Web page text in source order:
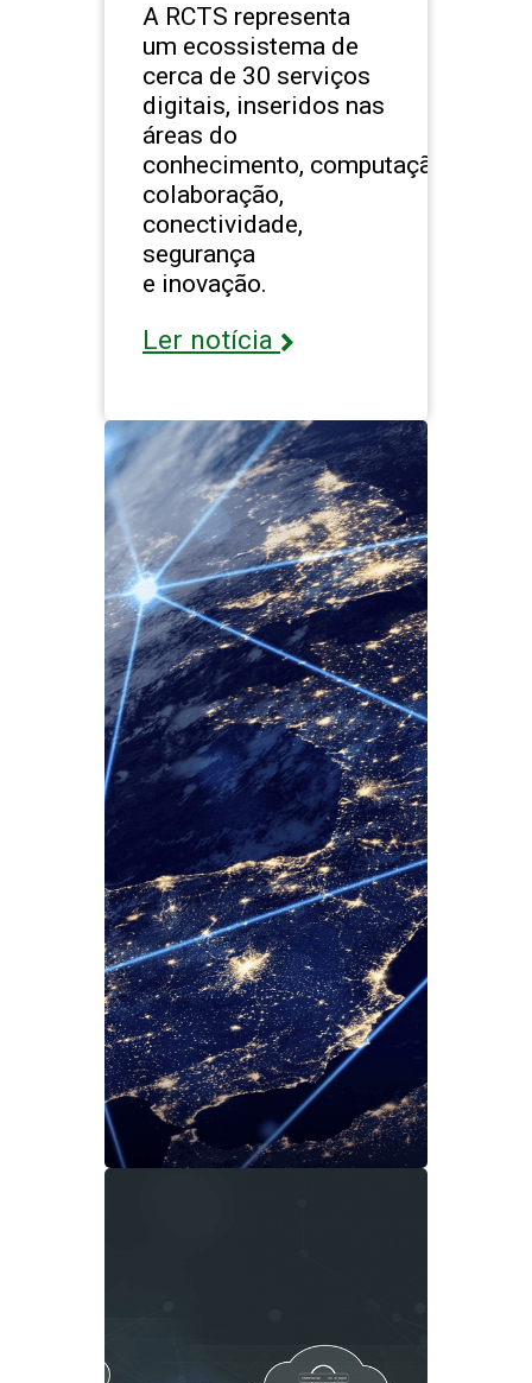
A RCTS representa
um ecossistema de
cerca de 30 serviços
digitais, inseridos nas
áreas do
conhecimento, computação,
colaboração,
conectividade,
segurança
e inovação.
Ler notícia